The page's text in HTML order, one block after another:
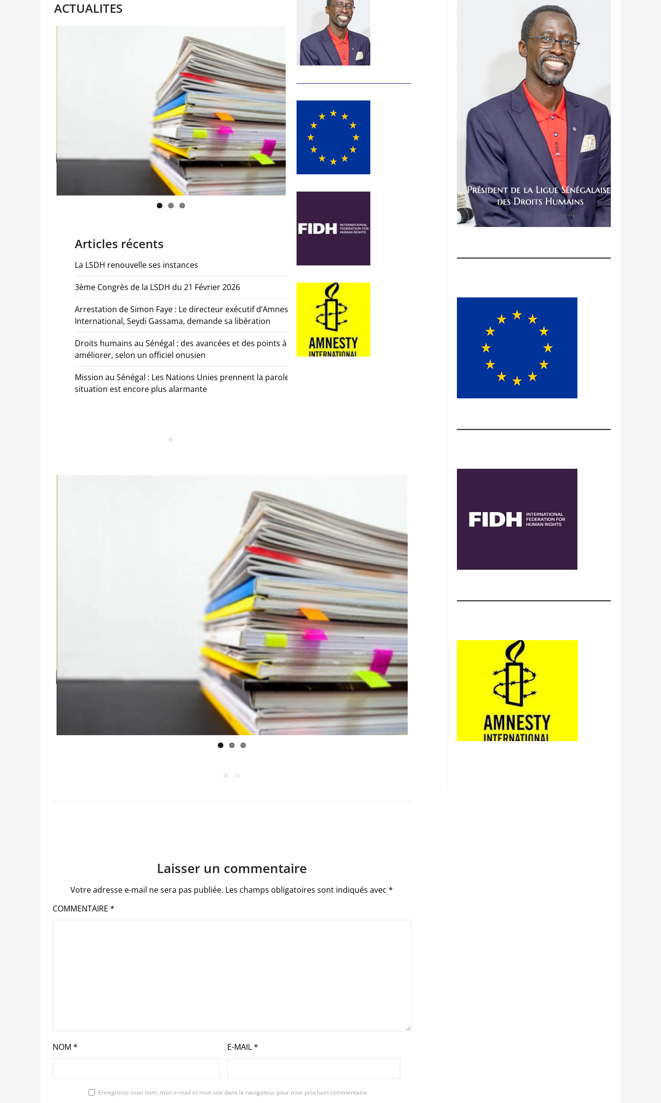
ACTUALITES
Articles récents
La LSDH renouvelle ses instances
3ème Congrès de la LSDH du 21 Février 2026
Arrestation de Simon Faye : Le directeur exécutif d’Amnesty
International, Seydi Gassama, demande sa libération
Droits humains au Sénégal : des avancées et des points à
améliorer, selon un officiel onusien
Mission au Sénégal : Les Nations Unies prennent la parole, la
situation est encore plus alarmante
Laisser un commentaire
Votre adresse e-mail ne sera pas publiée. Les champs obligatoires sont indiqués avec*
COMMENTAIRE *
NOM * E-MAIL*
Enregistrer mon nom, mon e-mail et mon site dans le navigateur pour mon prochain commentaire.